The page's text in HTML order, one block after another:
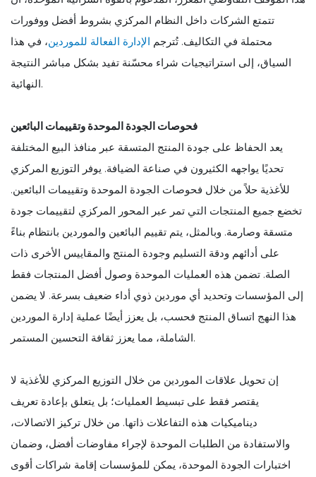
تتمتع الشركات داخل النظام المركزي بشروط أفضل ووفورات
محتملة في التكاليف. تُترجم الإدارة الفعالة للموردين، في هذا
السياق، إلى استراتيجيات شراء محسّنة تفيد بشكل مباشر النتيجة
النهائية.
فحوصات الجودة الموحدة وتقييمات البائعين
يعد الحفاظ على جودة المنتج المتسقة عبر منافذ البيع المختلفة
تحديًا يواجهه الكثيرون في صناعة الضيافة. يوفر التوزيع المركزي
للأغذية حلاً من خلال فحوصات الجودة الموحدة وتقييمات البائعين.
تخضع جميع المنتجات التي تمر عبر المحور المركزي لتقييمات جودة
متسقة وصارمة. وبالمثل، يتم تقييم البائعين والموردين بانتظام بناءً
على أدائهم ودقة التسليم وجودة المنتج والمقاييس الأخرى ذات
الصلة. تضمن هذه العمليات الموحدة وصول أفضل المنتجات فقط
إلى المؤسسات وتحديد أي موردين ذوي أداء ضعيف بسرعة. لا يضمن
هذا النهج اتساق المنتج فحسب، بل يعزز أيضًا عملية إدارة الموردين
الشاملة، مما يعزز ثقافة التحسين المستمر.
إن تحويل علاقات الموردين من خلال التوزيع المركزي للأغذية لا
يقتصر فقط على تبسيط العمليات؛ بل يتعلق بإعادة تعريف
ديناميكيات هذه التفاعلات ذاتها. من خلال تركيز الاتصالات،
والاستفادة من الطلبات الموحدة لإجراء مفاوضات أفضل، وضمان
اختبارات الجودة الموحدة، يمكن للمؤسسات إقامة شراكات أقوى